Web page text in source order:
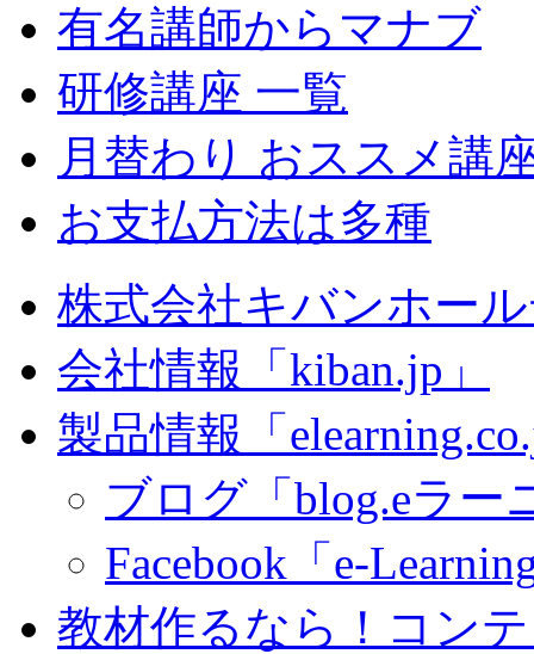
有名講師からマナブ
研修講座 一覧
月替わり おススメ講
お支払方法は多種
株式会社キバンホー
会社情報「kiban.jp」
製品情報「
ブログ「blog.eラー
Facebook「e-
教材作るなら！コン